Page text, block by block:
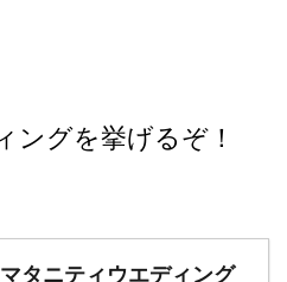
ングを挙げるぞ！
タニティウエディング